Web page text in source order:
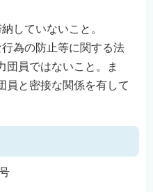
していないこと。
行為の防止等に関する法
団員ではないこと。ま
員と密接な関係を有して